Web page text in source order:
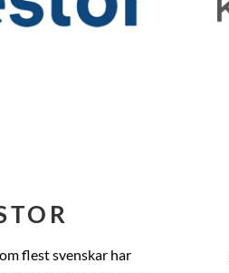
flest svenskar har